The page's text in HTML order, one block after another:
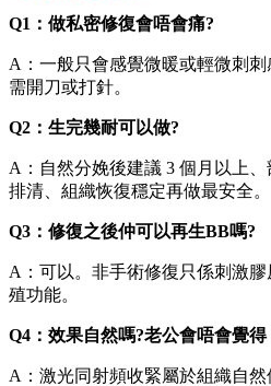
Q1：做私密修復會唔會痛?
A：一般只會感覺微暖或輕微刺
需開刀或打針。
Q2：生完幾耐可以做?
A：自然分娩後建議 3 個月以上
排清、組織恢復穩定再做最安全。
Q3：修復之後仲可以再生BB嗎?
A：可以。非手術修復只係刺激
殖功能。
Q4：效果自然嗎?老公會唔會覺得
A：激光同射頻收緊屬於組織自